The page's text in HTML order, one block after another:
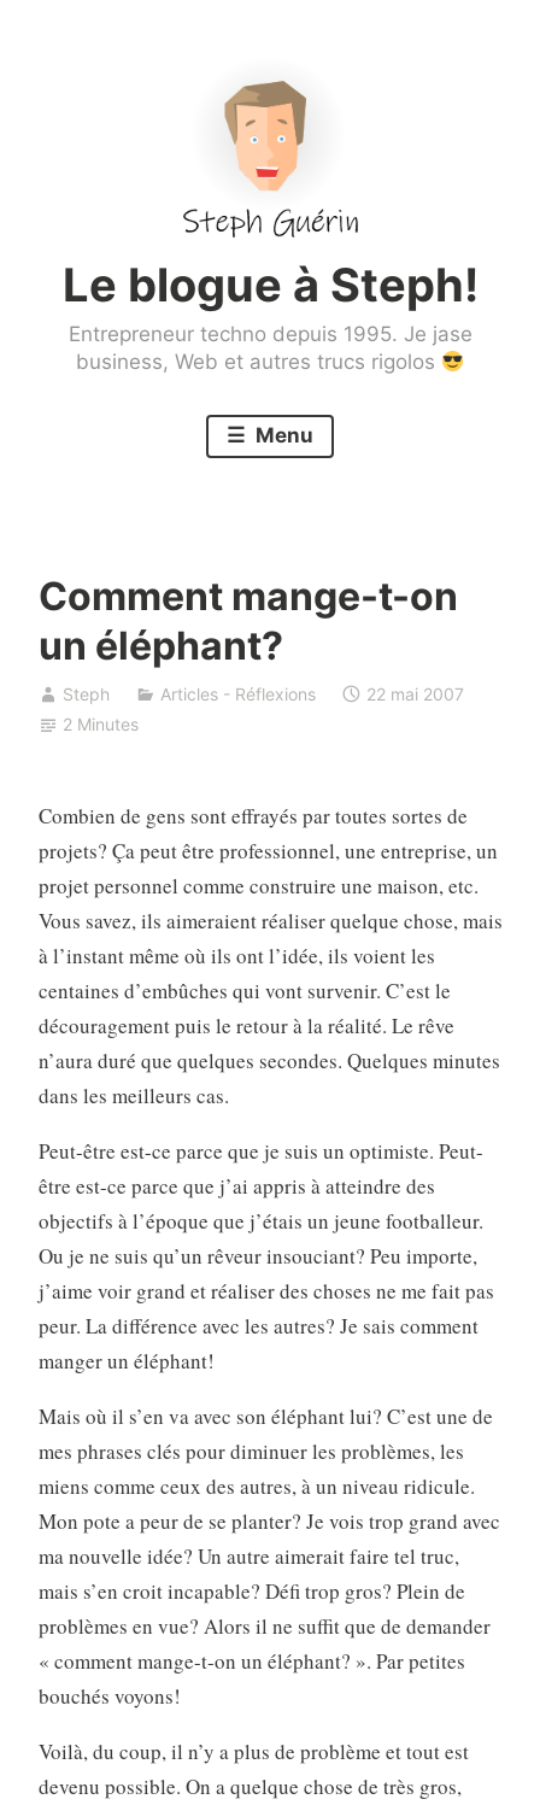
Le blogue à Steph!
Entrepreneur techno depuis 1995. Je jase
business, Web et autres trucs rigolos
Menu
Comment mange-t-on
un éléphant?
Steph Articles - Réflexions
22 mai 2007
2 Minutes
Combien de gens sont effrayés par toutes sortes de
projets? Ça peut être professionnel, une entreprise, un
projet personnel comme construire une maison, etc.
Vous savez, ils aimeraient réaliser quelque chose, mais
à l’instant même où ils ont l’idée, ils voient les
centaines d’embûches qui vont survenir. C’est le
découragement puis le retour à la réalité. Le rêve
n’aura duré que quelques secondes. Quelques minutes
dans les meilleurs cas.
Peut-être est-ce parce que je suis un optimiste. Peut-
être est-ce parce que j’ai appris à atteindre des
objectifs à l’époque que j’étais un jeune footballeur.
Ou je ne suis qu’un rêveur insouciant? Peu importe,
j’aime voir grand et réaliser des choses ne me fait pas
peur. La différence avec les autres? Je sais comment
manger un éléphant!
Mais où il s’en va avec son éléphant lui? C’est une de
mes phrases clés pour diminuer les problèmes, les
miens comme ceux des autres, à un niveau ridicule.
Mon pote a peur de se planter? Je vois trop grand avec
ma nouvelle idée? Un autre aimerait faire tel truc,
mais s’en croit incapable? Défi trop gros? Plein de
problèmes en vue? Alors il ne suffit que de demander
« comment mange-t-on un éléphant? ». Par petites
bouchés voyons!
Voilà, du coup, il n’y a plus de problème et tout est
devenu possible. On a quelque chose de très gros,